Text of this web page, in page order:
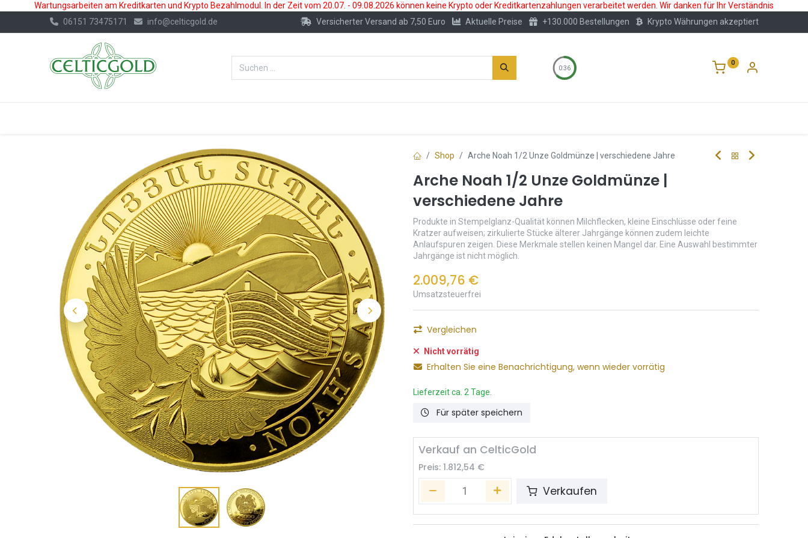
Wartungsarbeiten am Kreditkarten und Krypto Bezahlmodul. In der Zeit vom 20.07. - 09.08.2026 können keine Krypto oder Kreditkartenzahlungen verarbeitet werden. Wir danken für Ihr Verständnis
06151 73475171
info@celticgold.de Versicherter Versand ab 7,50 Euro Aktuelle Preise +130.000 Bestellungen Krypto Währungen akzeptiert
0:36
0
Shop Arche Noah 1/2 Unze Goldmünze | verschiedene Jahre
Arche Noah 1/2 Unze Goldmünze |
verschiedene Jahre
Produkte in Stempelglanz-Qualität können Milchflecken, kleine Einschlüsse oder feine
Kratzer aufweisen; zirkulierte Stücke älterer Jahrgänge können zudem leichte
Anlaufspuren zeigen. Diese Merkmale stellen keinen Mangel dar. Eine Auswahl bestimmter
Jahrgänge ist nicht möglich.
2.009,76 €
Umsatzsteuerfrei
Vergleichen
Nicht vorrätig
Erhalten Sie eine Benachrichtigung, wenn wieder vorrätig
Lieferzeit ca. 2 Tage.
Für später speichern
Verkauf an CelticGold
Preis: 1.812,54 €
Verkaufen